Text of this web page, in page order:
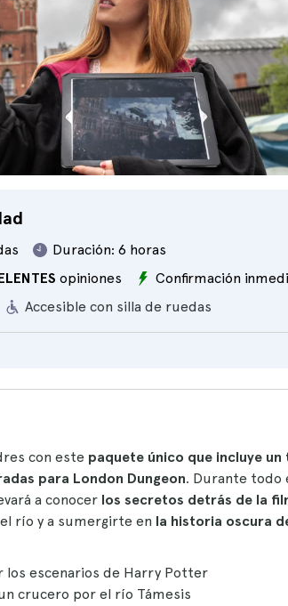
Accesible con silla de ruedas
Duración: 6 horas
opiniones
Confirmación
con este paquete único que incluye
para London Dungeon. Durante todo
a conocer los secretos detrás de la
río y a sumergirte en la historia oscura
los escenarios de Harry Potter
crucero por el río Támesis